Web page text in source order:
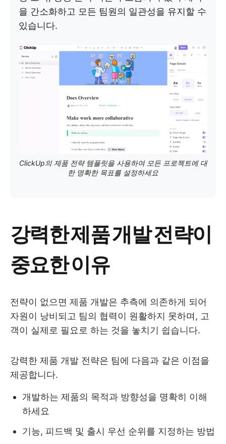
을 간소화하고 모든 팀원의 일관성을 유지할 수
있습니다.
ClickUp의 제품 전략 템플릿을 사용하여 모든 프로젝트에 대
한 명확한 목표를 설정하세요
강력한 제품 개발 전략이
중요한 이유
전략이 없으면 제품 개발은 추측에 의존하게 되어
자원이 낭비되고 팀의 협력이 원활하지 못하며, 고
객이 실제로 필요로 하는 것을 놓치기 쉽습니다.
강력한 제품 개발 전략은 팀에 다음과 같은 이점을
제공합니다.
개발하는 제품의 목적과 방향성을 명확히 이해
하세요
기능, 피드백 및 출시 우선 순위를 지정하는 방법